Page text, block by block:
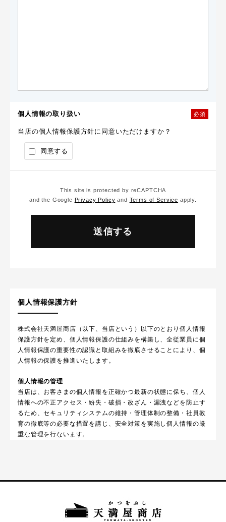
個人情報の取り扱い 必須
当店の個人情報保護方針に同意いただけますか？
同意する
This site is protected by reCAPTCHA
and the Google Privacy Policy and Terms of Service apply.
個人情報保護方針
株式会社天満屋商店（以下、当店という）以下のとおり個人情報
保護方針を定め、個人情報保護の仕組みを構築し、全従業員に個
人情報保護の重要性の認識と取組みを徹底させることにより、個
人情報の保護を推進いたします。
個人情報の管理
当店は、お客さまの個人情報を正確かつ最新の状態に保ち、個人
情報への不正アクセス・紛失・破損・改ざん・漏洩などを防止す
るため、セキュリティシステムの維持・管理体制の整備・社員教
育の徹底等の必要な措置を講じ、安全対策を実施し個人情報の厳
重な管理を行ないます。
個人情報の第三者への開示・提供の禁止
当店は、お客さまよりお預かりした個人情報を適切に管理し、次